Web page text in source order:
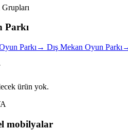
Parkı
Parkı → Dış Mekan Oyun Parkı
ürün yok.
mobilyalar